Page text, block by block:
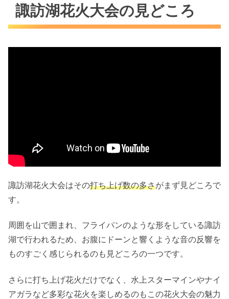
諏訪湖花火大会の見どころ
諏訪湖花火大会はその打ち上げ数の多さがまず見どころで
す。
周囲を山で囲まれ、フライパンのような形をしている諏訪
湖で行われるため、お腹にドーンと響くような音の反響を
ものすごく感じられるのも見どころの一つです。
さらに打ち上げ花火だけでなく、水上スターマインやナイ
アガラなど多彩な花火を楽しめるのもこの花火大会の魅力